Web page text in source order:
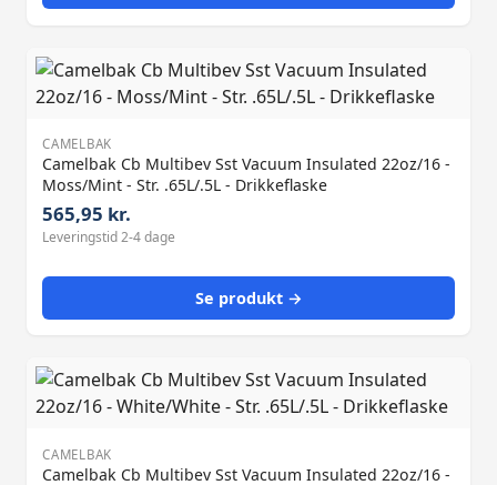
CAMELBAK
Camelbak Cb Multibev Sst Vacuum Insulated 22oz/16 -
Moss/Mint - Str. .65L/.5L - Drikkeflaske
565,95 kr.
Leveringstid 2-4 dage
Se produkt →
CAMELBAK
Camelbak Cb Multibev Sst Vacuum Insulated 22oz/16 -